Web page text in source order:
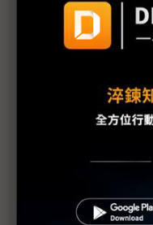
蘋果AI布局處早期
蘋果新掌門人硬體
蘋果將進入Ternus
評析：從Jobs時代
陽」照拂